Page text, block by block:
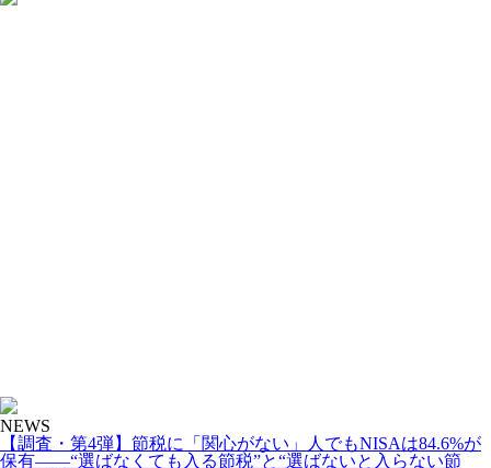
NEWS
【調査・第4弾】節税に「関心がない」人でもNISAは84.6%が
保有――“選ばなくても入る節税”と“選ばないと入らない節